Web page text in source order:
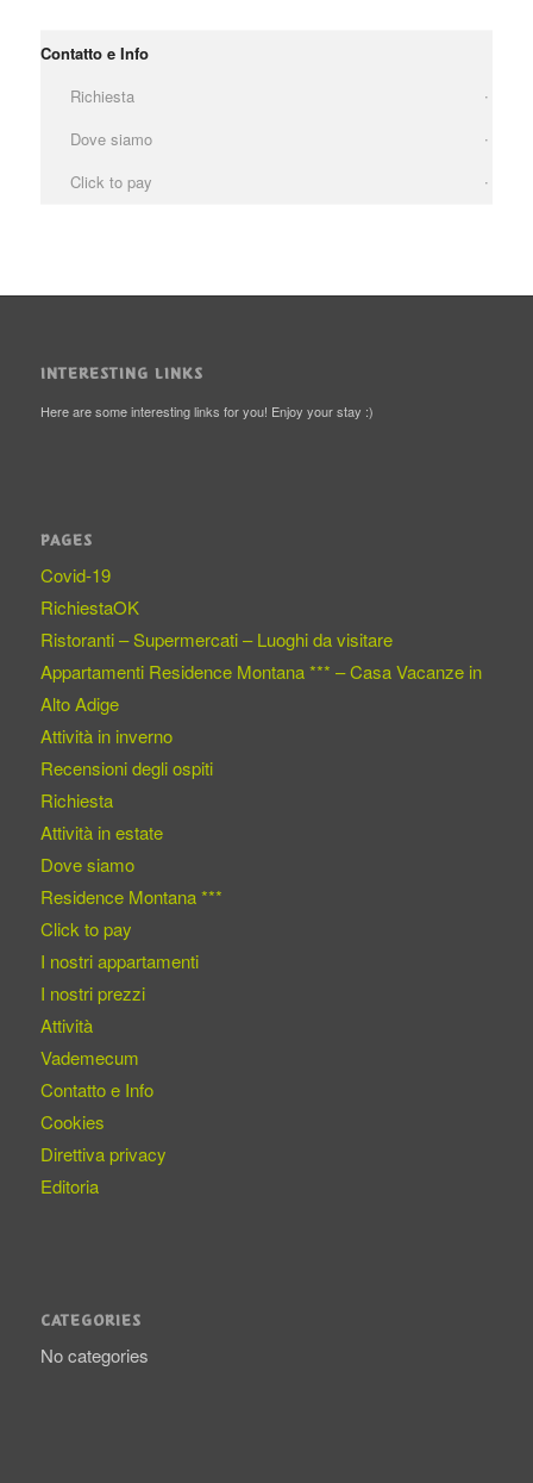
Contatto e Info
Richiesta
Dove siamo
Click to pay
INTERESTING LINKS
Here are some interesting links for you! Enjoy your stay :)
PAGES
Covid-19
RichiestaOK
Ristoranti – Supermercati – Luoghi da visitare
Appartamenti Residence Montana *** – Casa Vacanze in
Alto Adige
Attività in inverno
Recensioni degli ospiti
Richiesta
Attività in estate
Dove siamo
Residence Montana ***
Click to pay
I nostri appartamenti
I nostri prezzi
Attività
Vademecum
Contatto e Info
Cookies
Direttiva privacy
Editoria
CATEGORIES
No categories